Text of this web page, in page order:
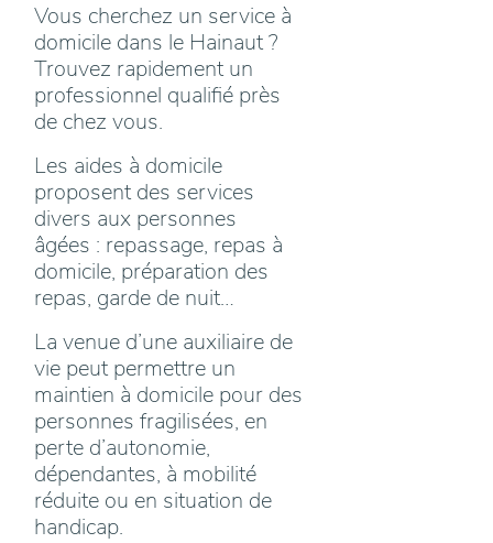
Vous cherchez un service à
domicile dans le Hainaut ?
Trouvez rapidement un
professionnel qualifié près
de chez vous.
Les aides à domicile
proposent des services
divers aux personnes
âgées : repassage, repas à
domicile, préparation des
repas, garde de nuit…
La venue d’une auxiliaire de
vie peut permettre un
maintien à domicile pour des
personnes fragilisées, en
perte d’autonomie,
dépendantes, à mobilité
réduite ou en situation de
handicap.